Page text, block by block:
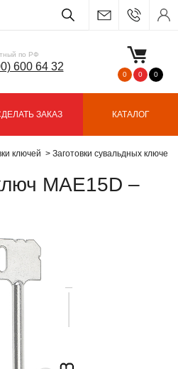
по РФ
600 64 32
0 0 0
ЗАКАЗ КАТАЛОГ
ключей Заготовки сувальдных ключей
MAE15D –